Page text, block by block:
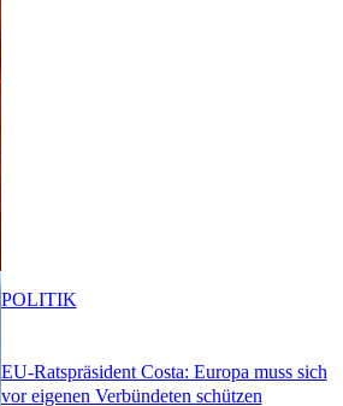
EU-Ratspräsident Costa: Europa muss sich
vor eigenen Verbündeten schützen
POLITIK